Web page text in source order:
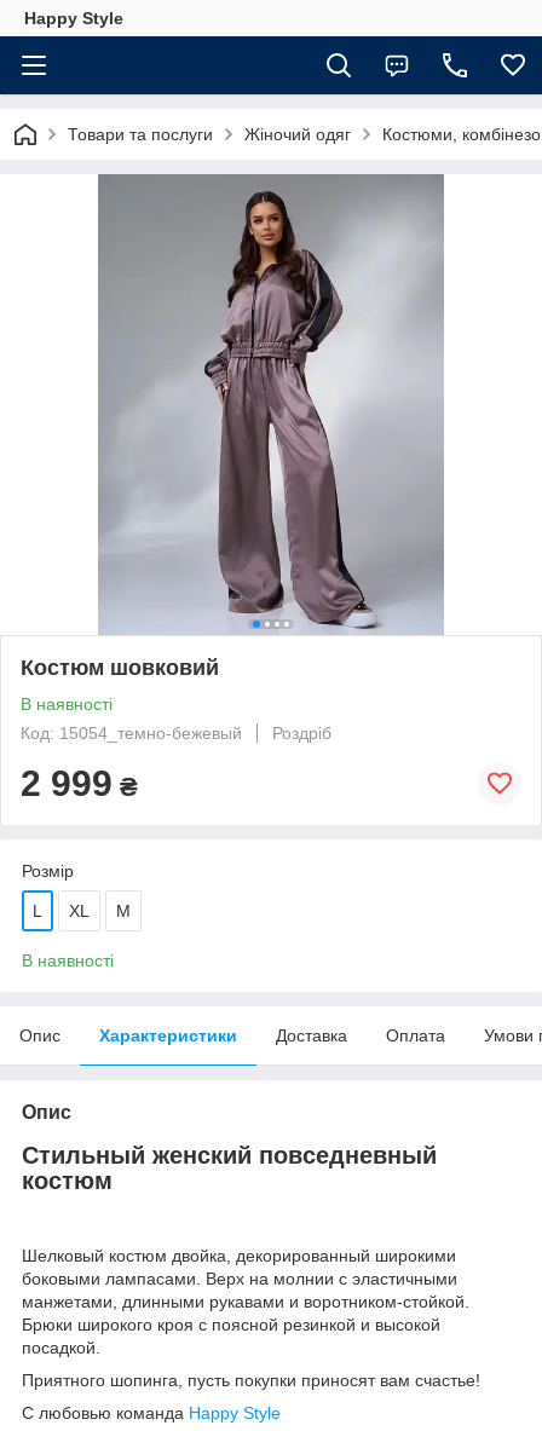
Happy Style
Товари та послуги Жіночий одяг Костюми,
Костюм шовковий
В наявності
Код: 15054_темно-бежевый
Роздріб
2 999 ₴
Розмір
L XL M
В наявності
Опис Характеристики Доставка Оплата Умови
Опис
Стильный женский повседневный
костюм
Шелковый костюм двойка, декорированный широкими
боковыми лампасами. Верх на молнии с эластичными
манжетами, длинными рукавами и воротником-стойкой.
Брюки широкого кроя с поясной резинкой и высокой
посадкой.
Приятного шопинга, пусть покупки приносят вам счастье!
С любовью команда Happy Style